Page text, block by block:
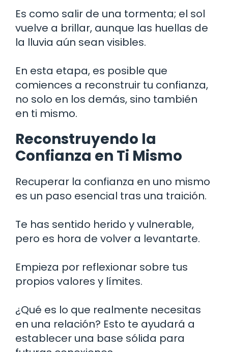
Es como salir de una tormenta; el sol
vuelve a brillar, aunque las huellas de
la lluvia aún sean visibles.
En esta etapa, es posible que
comiences a reconstruir tu confianza,
no solo en los demás, sino también
en ti mismo.
Reconstruyendo la
Confianza en Ti Mismo
Recuperar la confianza en uno mismo
es un paso esencial tras una traición.
Te has sentido herido y vulnerable,
pero es hora de volver a levantarte.
Empieza por reflexionar sobre tus
propios valores y límites.
¿Qué es lo que realmente necesitas
en una relación? Esto te ayudará a
establecer una base sólida para